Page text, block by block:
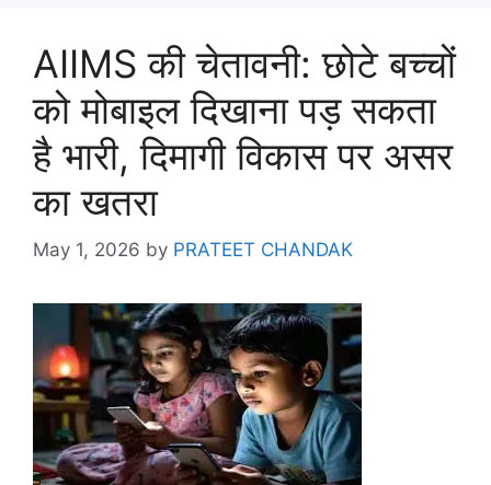
AIIMS की चेतावनी: छोटे बच्चों
को मोबाइल दिखाना पड़ सकता
है भारी, दिमागी विकास पर असर
का खतरा
May 1, 2026 by PRATEET CHANDAK